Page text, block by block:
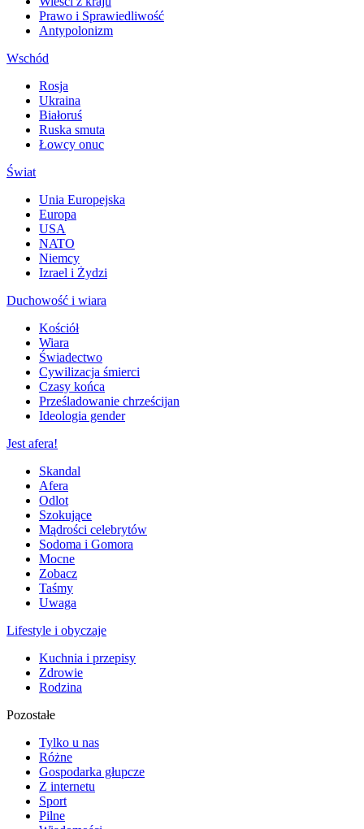
Prawo i Sprawiedliwość
Antypolonizm
Wschód
Rosja
Ukraina
Białoruś
Ruska smuta
Łowcy onuc
Świat
Unia Europejska
Europa
USA
NATO
Niemcy
Izrael i Żydzi
Duchowość i wiara
Kościół
Wiara
Świadectwo
Cywilizacja śmierci
Czasy końca
Prześladowanie chrześcijan
Ideologia gender
Jest afera!
Skandal
Afera
Odlot
Szokujące
Mądrości celebrytów
Sodoma i Gomora
Mocne
Zobacz
Taśmy
Uwaga
Lifestyle i obyczaje
Kuchnia i przepisy
Zdrowie
Rodzina
Pozostałe
Tylko u nas
Różne
Gospodarka głupcze
Z internetu
Sport
Pilne